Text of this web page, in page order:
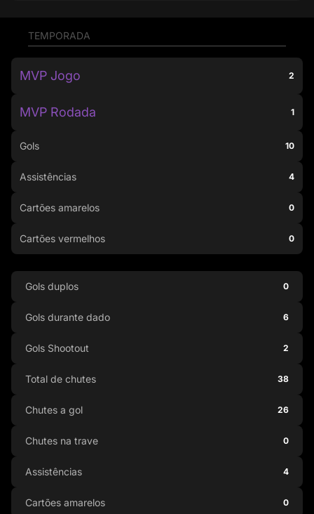
TEMPORADA
MVP Jogo 2
MVP Rodada 1
Gols 10
Assistências 4
Cartões amarelos 0
Cartões vermelhos 0
Gols duplos 0
Gols durante dado 6
Gols Shootout 2
Total de chutes 38
Chutes a gol 26
Chutes na trave 0
Assistências 4
Cartões amarelos 0